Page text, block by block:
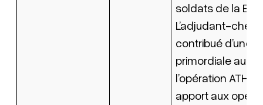
soldats de la
L’adjudant-chef
contribué d’une
primordiale au
l’opération
apport aux